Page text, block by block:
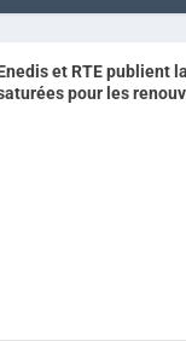
et RTE publient
pour les